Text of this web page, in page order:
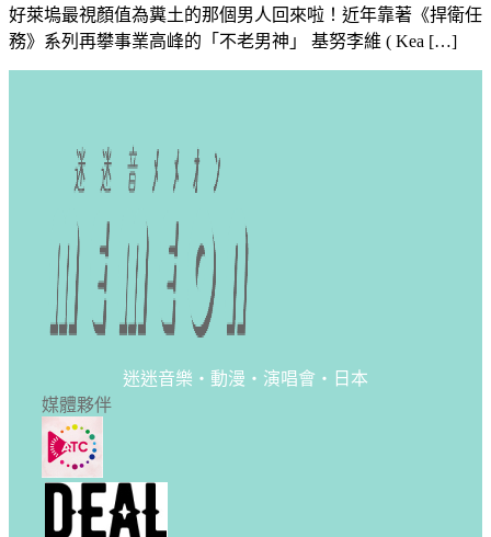
好萊塢最視顏值為糞土的那個男人回來啦！近年靠著《捍衛任
務》系列再攀事業高峰的「不老男神」 基努李維 ( Kea […]
迷迷音樂・動漫・演唱會・日本
媒體夥伴